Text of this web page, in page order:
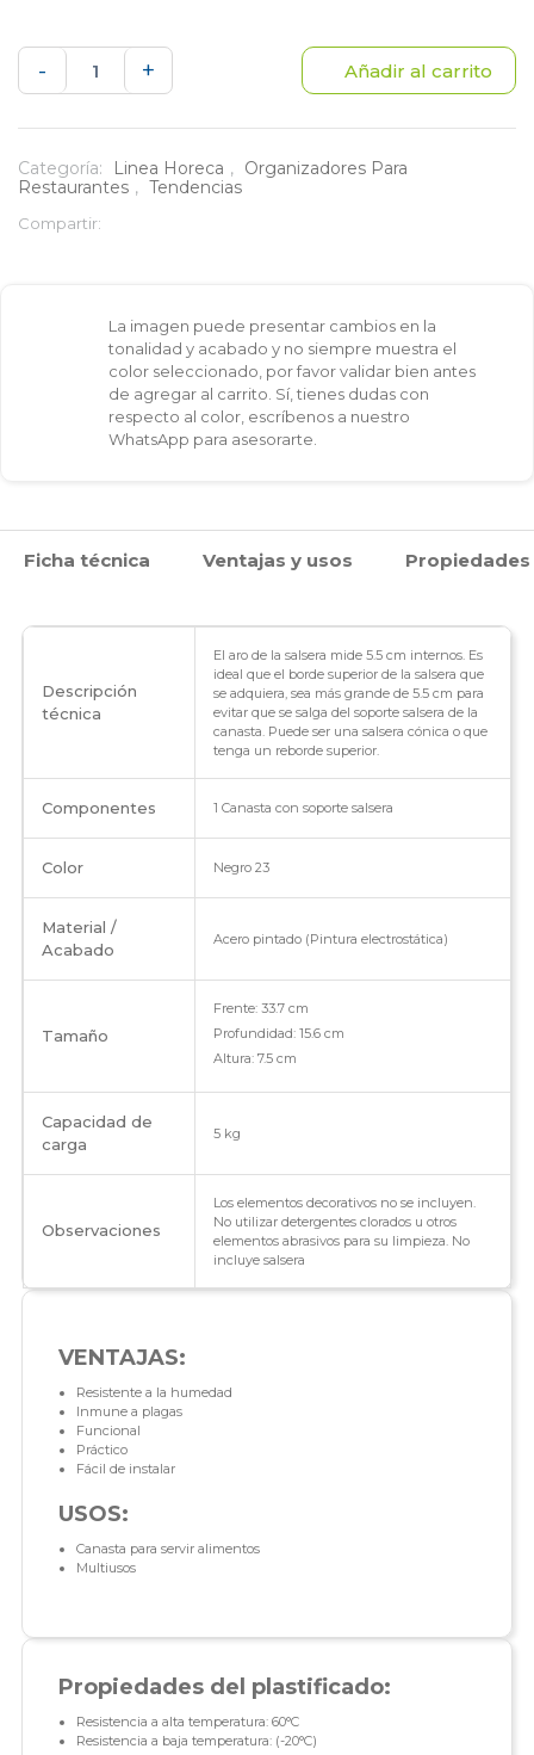
-
Canasta
soporte
salsera
+ Añadir al carrito
Categoría: Linea Horeca , Organizadores Para
Restaurantes , Tendencias
Compartir:
La imagen puede presentar cambios en la
tonalidad y acabado y no siempre muestra el
color seleccionado, por favor validar bien antes
de agregar al carrito. Sí, tienes dudas con
respecto al color, escríbenos a nuestro
WhatsApp para asesorarte.
Ficha técnica Ventajas y usos Propiedades
Descripción
técnica
El aro de la salsera mide 5.5 cm internos. Es
ideal que el borde superior de la salsera que
se adquiera, sea más grande de 5.5 cm para
evitar que se salga del soporte salsera de la
canasta. Puede ser una salsera cónica o que
tenga un reborde superior.
Componentes 1 Canasta con soporte salsera
Color Negro 23
Material /
Acabado
Acero pintado (Pintura electrostática)
Tamaño
Frente: 33.7 cm
Profundidad: 15.6 cm
Altura: 7.5 cm
Capacidad de
carga
5 kg
Observaciones
Los elementos decorativos no se incluyen.
No utilizar detergentes clorados u otros
elementos abrasivos para su limpieza. No
incluye salsera
VENTAJAS:
Resistente a la humedad
Inmune a plagas
Funcional
Práctico
Fácil de instalar
USOS:
Canasta para servir alimentos
Multiusos
Propiedades del plastificado:
Resistencia a alta temperatura: 60°C
Resistencia a baja temperatura: (-20°C)